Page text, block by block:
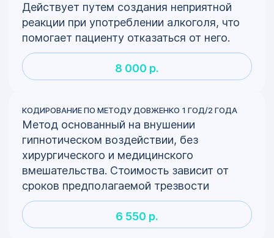
Действует путем создания неприятной
реакции при употреблении алкоголя, что
помогает пациенту отказаться от него.
8 000 р.
КОДИРОВАНИЕ ПО МЕТОДУ ДОВЖЕНКО 1 ГОД/2 ГОДА
Метод основанный на внушении
гипнотическом воздействии, без
хирургического и медицинского
вмешательства. Стоимость зависит от
сроков предполагаемой трезвости
6 550 р.